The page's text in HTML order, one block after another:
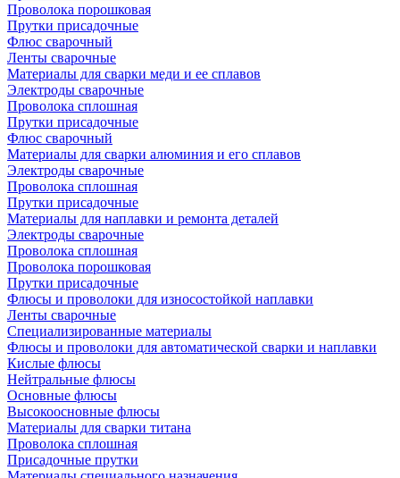
Проволока порошковая
Прутки присадочные
Флюс сварочный
Ленты сварочные
Материалы для сварки меди и ее сплавов
Электроды сварочные
Проволока сплошная
Прутки присадочные
Флюс сварочный
Материалы для сварки алюминия и его сплавов
Электроды сварочные
Проволока сплошная
Прутки присадочные
Материалы для наплавки и ремонта деталей
Электроды сварочные
Проволока сплошная
Проволока порошковая
Прутки присадочные
Флюсы и проволоки для износостойкой наплавки
Ленты сварочные
Специализированные материалы
Флюсы и проволоки для автоматической сварки и наплавки
Кислые флюсы
Нейтральные флюсы
Основные флюсы
Высокоосновные флюсы
Материалы для сварки титана
Проволока сплошная
Присадочные прутки